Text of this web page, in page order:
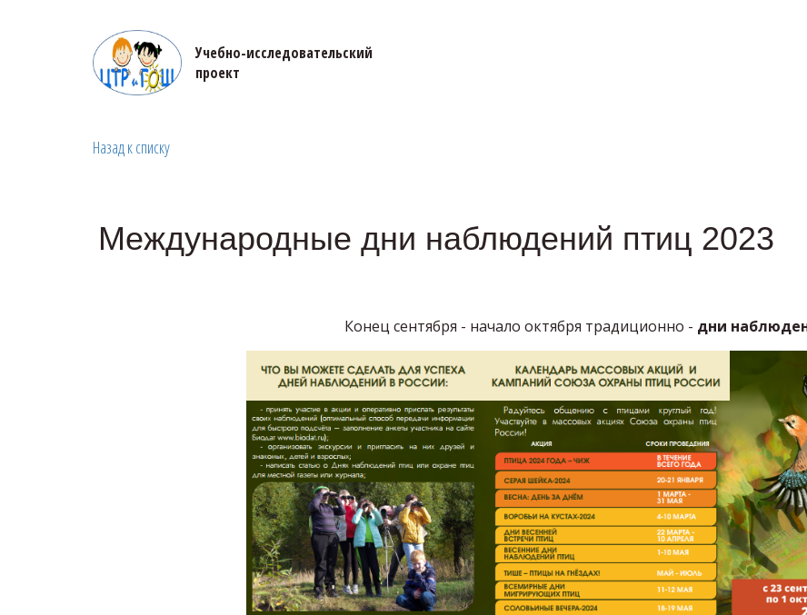
Учебно-исследовательский
проект
Назад к списку
Международные дни наблюдений птиц 2023
Конец сентября - начало октября традиционно - дни